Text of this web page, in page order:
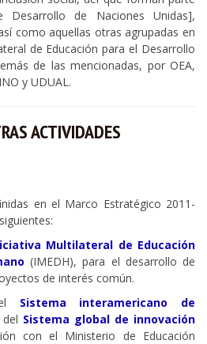
Desarrollo de Naciones Unidas],
como aquellas otras agrupadas en
de Educación para el Desarrollo
de las mencionadas, por OEA,
y UDUAL.
ACTIVIDADES
en el Marco Estratégico 2011-
Multilateral de Educación
(IMEDH), para el desarrollo de
de interés común.
Sistema interamericano de
Sistema global de innovación
con el Ministerio de Educación